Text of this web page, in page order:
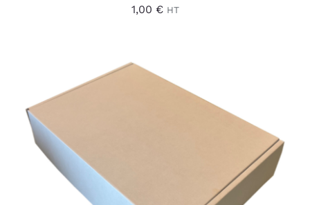
1,00 € HT
DÉTAILS